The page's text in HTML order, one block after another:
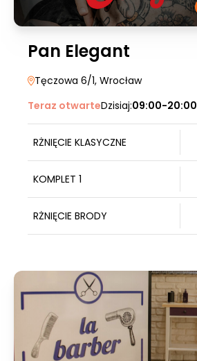
Pan Elegant
Tęczowa 6/1, Wrocław
Teraz otwarteDzisiaj:09:00-20:00
RŻNIĘCIE KLASYCZNE
KOMPLET 1
RŻNIĘCIE BRODY